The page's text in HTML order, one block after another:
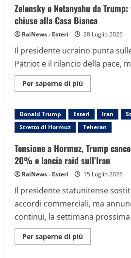
rischio
di
un
conflitto
globale
Zelensky e Netanyahu da
chiuse alla Casa Bianca
RaiNews - Esteri 28 Luglio 2026
Il presidente ucraino punta
Patriot e il rilancio della pace,
Per saperne di più
informazioni
e
Netanyahu
da
Trump:
a
porte
chiuse
alla
Casa
Bianca
Donald Trump Esteri Iran
Stretto di Hormuz
Teheran
Tensione a Hormuz, Trump
20% e lancia raid sull’Iran
RaiNews - Esteri 15 Luglio 2026
Il presidente statunitense
accordi commerciali, ma
continui, la settimana
Per saperne di più
informazioni